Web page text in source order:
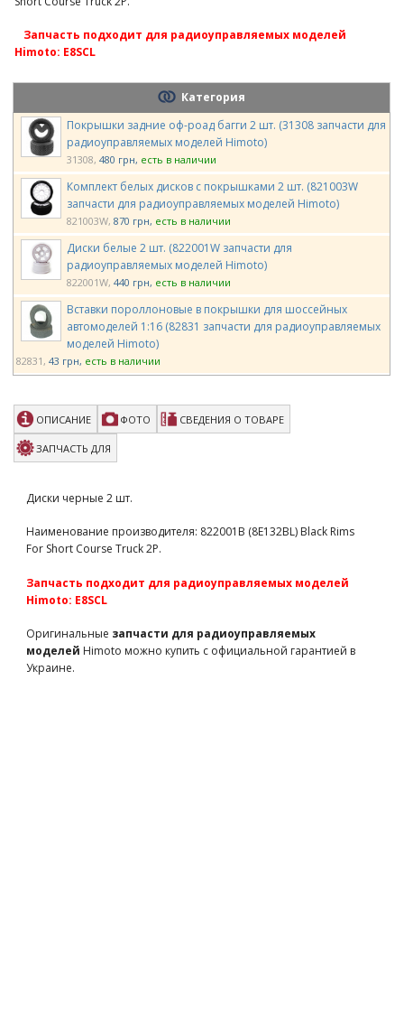
Запчасть подходит для радиоуправляемых моделей
Himoto: E8SCL
Категория
Покрышки задние оф-роад багги 2 шт. (31308 запчасти для
радиоуправляемых моделей Himoto)
31308 480 грн есть в наличии
Комплект белых дисков с покрышками 2 шт. (821003W
запчасти для радиоуправляемых моделей Himoto)
821003W 870 грн есть в наличии
Диски белые 2 шт. (822001W запчасти для
радиоуправляемых моделей Himoto)
822001W 440 грн есть в наличии
Вставки пороллоновые в покрышки для шоссейных
автомоделей 1:16 (82831 запчасти для радиоуправляемых
моделей Himoto)
82831 43 грн есть в наличии
радиоуправлении E18MT, E18XT, E18XB, E18SC (M616
запчасти Himoto)
M616 1210 грн есть в наличии
Team Magic E4 Drift Car Wheel 5 Spoke Silver 4p
Orange 4p
TM503390 820 грн
Team Magic E6-3 Mounted Tire 7.1" Size - New 5 spokes wheel
2p
Team Magic E5 Mounted Tire 2p
TM510136 2300 грн есть в наличии
ОПИСАНИЕ ФОТО СВЕДЕНИЯ О ТОВАРЕ
ЗАПЧАСТЬ ДЛЯ
Диски черные 2 шт.
Наименование производителя: 822001B (8E132BL) Black Rims
For Short Course Truck 2P.
Запчасть подходит для радиоуправляемых моделей
Himoto: E8SCL
Оригинальные запчасти для радиоуправляемых
моделей Himoto можно купить с официальной гарантией в
Украине.